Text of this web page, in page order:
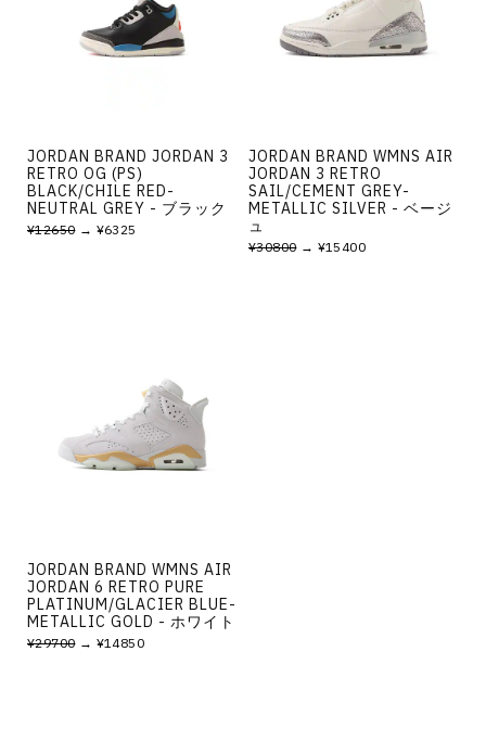
JORDAN BRAND JORDAN 3
RETRO OG (PS)
BLACK/CHILE RED-
NEUTRAL GREY - ブラック
¥12650→ ¥6325
JORDAN BRAND WMNS AIR
JORDAN 3 RETRO
SAIL/CEMENT GREY-
METALLIC SILVER - ベージ
ュ
¥30800→ ¥15400
JORDAN BRAND WMNS AIR
JORDAN 6 RETRO PURE
PLATINUM/GLACIER BLUE-
METALLIC GOLD - ホワイト
¥29700→ ¥14850